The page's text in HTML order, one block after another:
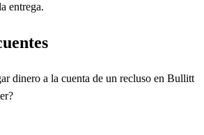
entrega.
dinero a la cuenta de un recluso en Bullitt